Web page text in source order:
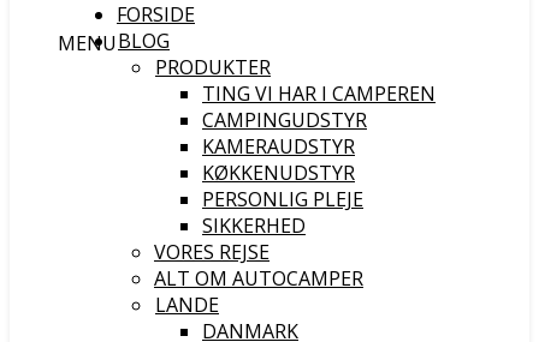
MENU
FORSIDE
BLOG
PRODUKTER
TING VI HAR I CAMPEREN
CAMPINGUDSTYR
KAMERAUDSTYR
KØKKENUDSTYR
PERSONLIG PLEJE
SIKKERHED
VORES REJSE
ALT OM AUTOCAMPER
LANDE
DANMARK